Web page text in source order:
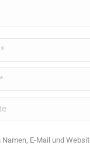
Namen, E-Mail und